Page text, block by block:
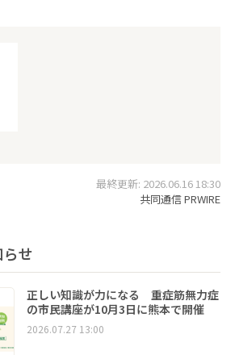
最終更新: 2026.06.16 18:30
共同通信 PRWIRE
せ
正しい知識が力になる 重症筋無力症
の市民講座が10月3日に熊本で開催
2026.07.27 13:00